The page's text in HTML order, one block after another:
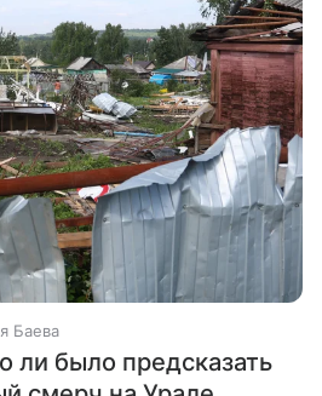
Баева
ли было предсказать